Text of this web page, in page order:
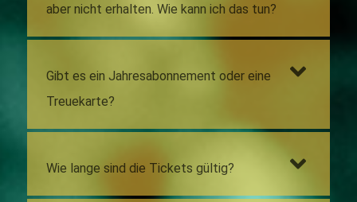
aber nicht erhalten. Wie kann ich das tun?
Gibt es ein Jahresabonnement oder eine
Treuekarte?
Wie lange sind die Tickets gültig?